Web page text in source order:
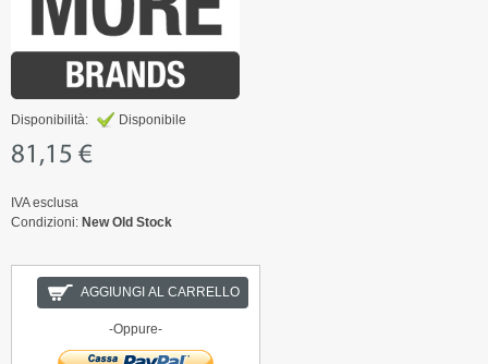
Disponibilità: Disponibile
81,15 €
IVA esclusa
Condizioni: New Old Stock
AGGIUNGI AL CARRELLO
-Oppure-